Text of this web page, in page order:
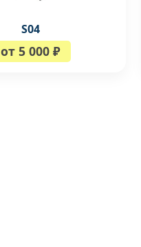
S04
от 5 000 ₽